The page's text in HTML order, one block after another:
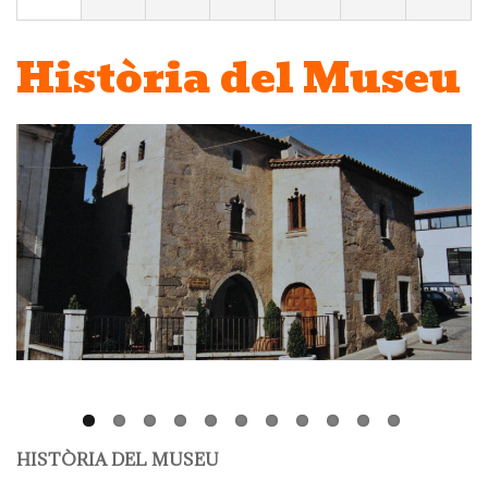
Història del Museu
HISTÒRIA DEL MUSEU